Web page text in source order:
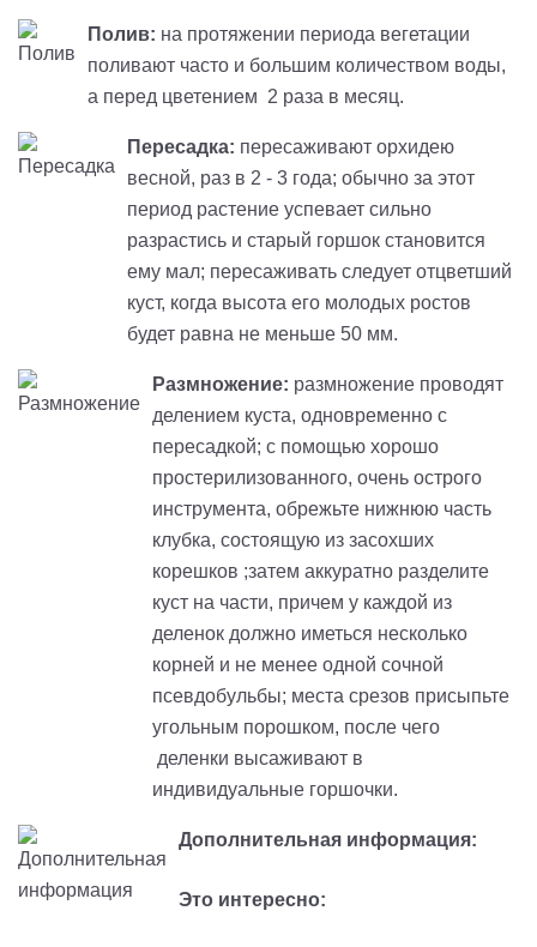
Полив: на протяжении периода вегетации
поливают часто и большим количеством воды,
а перед цветением 2 раза в месяц.
Пересадка: пересаживают орхидею
весной, раз в 2 - 3 года; обычно за этот
период растение успевает сильно
разрастись и старый горшок становится
ему мал; пересаживать следует отцветший
куст, когда высота его молодых ростов
будет равна не меньше 50 мм.
Размножение: размножение проводят
делением куста, одновременно с
пересадкой; с помощью хорошо
простерилизованного, очень острого
инструмента, обрежьте нижнюю часть
клубка, состоящую из засохших
корешков ;затем аккуратно разделите
куст на части, причем у каждой из
деленок должно иметься несколько
корней и не менее одной сочной
псевдобульбы; места срезов присыпьте
угольным порошком, после чего
деленки высаживают в
индивидуальные горшочки.
Дополнительная информация:
Это интересно: